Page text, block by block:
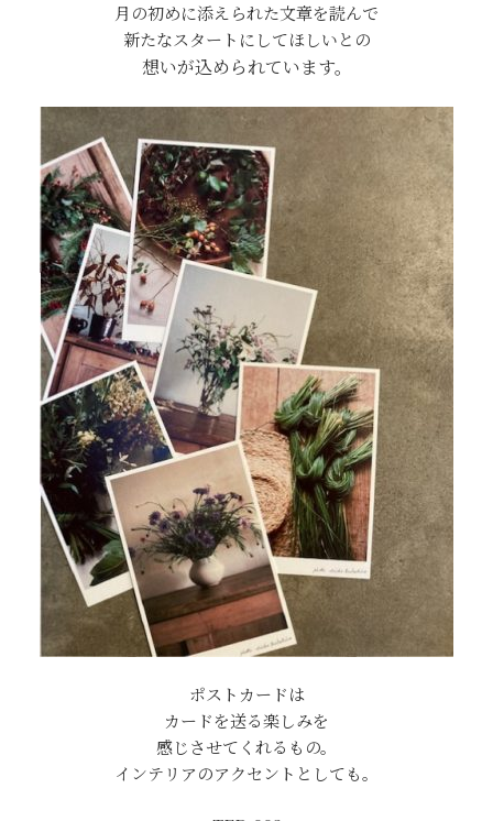
月の初めに添えられた文章を読んで
新たなスタートにしてほしいとの
想いが込められています。
ポストカードは
カードを送る楽しみを
感じさせてくれるもの。
インテリアのアクセントとしても。